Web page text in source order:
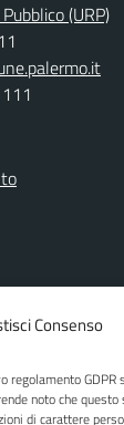
Consenso
regolamento
noto che
di carattere
(URP)